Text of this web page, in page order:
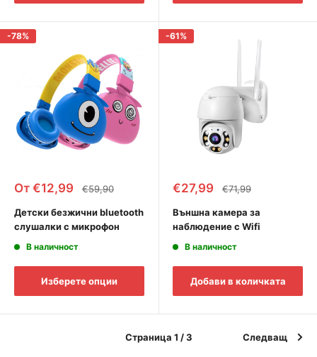
-78%
Промоционална
От €12,99
Редовна
цена
€59,90
Детски безжични bluetooth
слушалки с микрофон
В наличност
Изберете опции
-61%
Промоционална
цена
€27,99
Редовна
цена
€71,99
Външна камера за
наблюдение с Wifi
В наличност
Добави в количката
Страница 1 / 3 Следващ